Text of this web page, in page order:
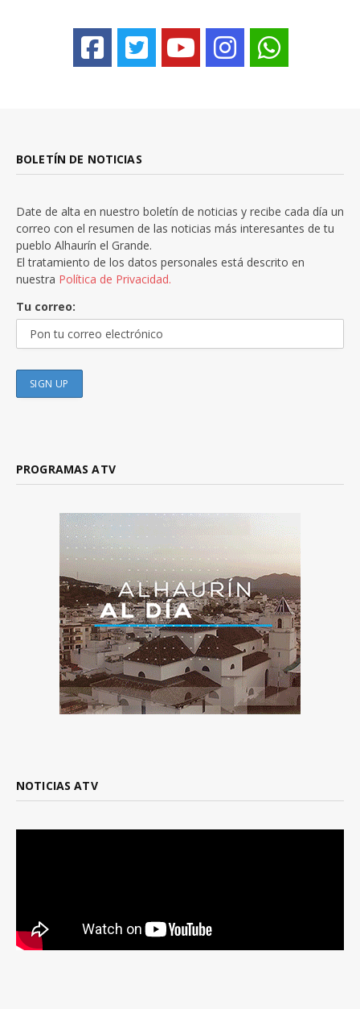
BOLETÍN DE NOTICIAS
Date de alta en nuestro boletín de noticias y recibe cada día un
correo con el resumen de las noticias más interesantes de tu
pueblo Alhaurín el Grande.
El tratamiento de los datos personales está descrito en
nuestra Política de Privacidad.
Tu correo:
PROGRAMAS ATV
NOTICIAS ATV